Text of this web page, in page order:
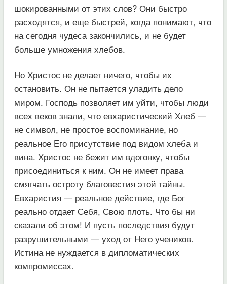
шокированными от этих слов? Они быстро
расходятся, и еще быстрей, когда понимают, что
на сегодня чудеса закончились, и не будет
больше умножения хлебов.
Но Христос не делает ничего, чтобы их
остановить. Он не пытается уладить дело
миром. Господь позволяет им уйти, чтобы люди
всех веков знали, что евхаристический Хлеб —
не символ, не простое воспоминание, но
реальное Его присутствие под видом хлеба и
вина. Христос не бежит им вдогонку, чтобы
присоединиться к ним. Он не имеет права
смягчать остроту благовестия этой тайны.
Евхаристия — реальное действие, где Бог
реально отдает Себя, Свою плоть. Что бы ни
сказали об этом! И пусть последствия будут
разрушительными — уход от Него учеников.
Истина не нуждается в дипломатических
компромиссах.